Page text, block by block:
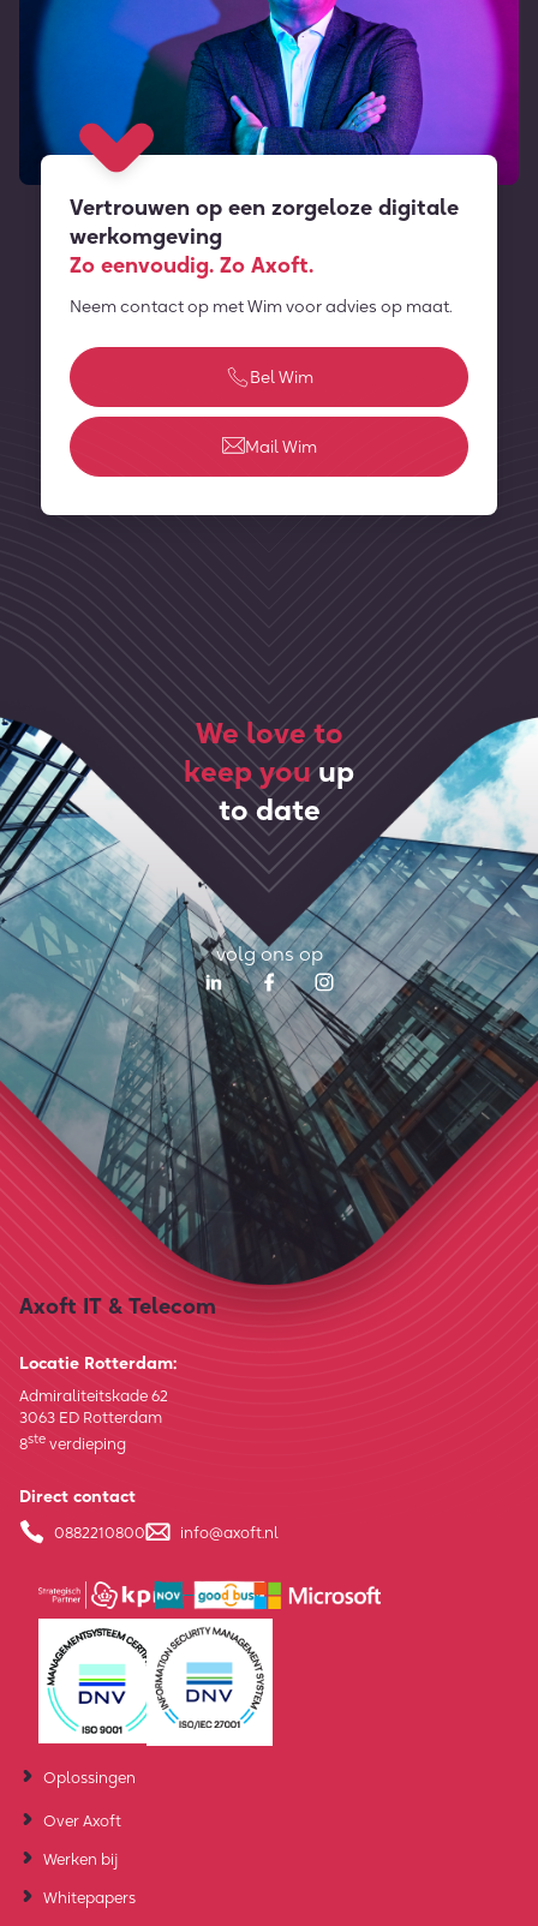
Vertrouwen op een zorgeloze digitale
werkomgeving
Zo eenvoudig. Zo Axoft.
Neem contact op met Wim voor advies op maat.
Bel Wim
Mail Wim
We love to
keep youup
to date
volg ons op
Axoft IT & Telecom
Locatie Rotterdam:
Admiraliteitskade 62
3063 ED Rotterdam
8ste verdieping
Direct contact
0882210800 info@axoft.nl
Oplossingen
Over Axoft
Werken bij
Whitepapers